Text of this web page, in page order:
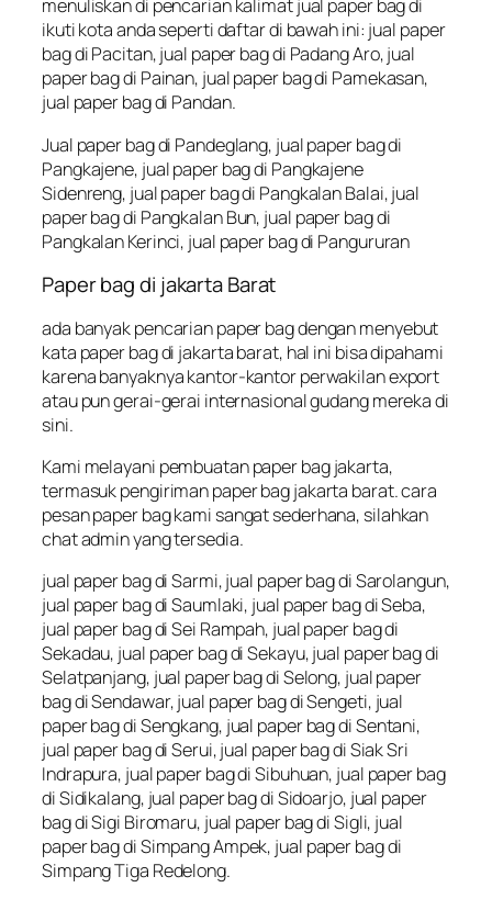
menuliskan di pencarian kalimat jual paper bag di
ikuti kota anda seperti daftar di bawah ini: jual paper
bag di Pacitan, jual paper bag di Padang Aro, jual
paper bag di Painan, jual paper bag di Pamekasan,
jual paper bag di Pandan.
Jual paper bag di Pandeglang, jual paper bag di
Pangkajene, jual paper bag di Pangkajene
Sidenreng, jual paper bag di Pangkalan Balai, jual
paper bag di Pangkalan Bun, jual paper bag di
Pangkalan Kerinci, jual paper bag di Pangururan
Paper bag di jakarta Barat
ada banyak pencarian paper bag dengan menyebut
kata paper bag di jakarta barat, hal ini bisa dipahami
karena banyaknya kantor-kantor perwakilan export
atau pun gerai-gerai internasional gudang mereka di
sini.
Kami melayani pembuatan paper bag jakarta,
termasuk pengiriman paper bag jakarta barat. cara
pesan paper bag kami sangat sederhana, silahkan
chat admin yang tersedia.
jual paper bag di Sarmi, jual paper bag di Sarolangun,
jual paper bag di Saumlaki, jual paper bag di Seba,
jual paper bag di Sei Rampah, jual paper bag di
Sekadau, jual paper bag di Sekayu, jual paper bag di
Selatpanjang, jual paper bag di Selong, jual paper
bag di Sendawar, jual paper bag di Sengeti, jual
paper bag di Sengkang, jual paper bag di Sentani,
jual paper bag di Serui, jual paper bag di Siak Sri
Indrapura, jual paper bag di Sibuhuan, jual paper bag
di Sidikalang, jual paper bag di Sidoarjo, jual paper
bag di Sigi Biromaru, jual paper bag di Sigli, jual
paper bag di Simpang Ampek, jual paper bag di
Simpang Tiga Redelong.